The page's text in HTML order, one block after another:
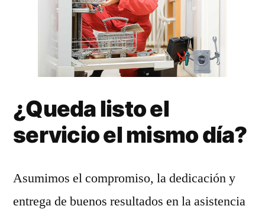
¿Queda listo el
servicio el mismo día?
Asumimos el compromiso, la dedicación y
entrega de buenos resultados en la asistencia